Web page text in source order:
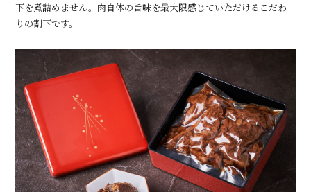
下を煮詰めません。肉自体の旨味を最大限感じていただけるこだわ
りの割下です。